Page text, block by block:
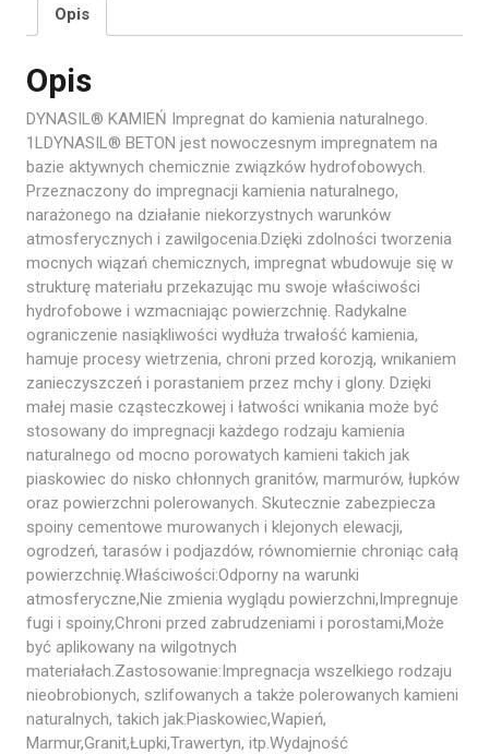
Opis
Opis
DYNASIL® KAMIEŃ Impregnat do kamienia naturalnego.
1LDYNASIL® BETON jest nowoczesnym impregnatem na
bazie aktywnych chemicznie związków hydrofobowych.
Przeznaczony do impregnacji kamienia naturalnego,
narażonego na działanie niekorzystnych warunków
atmosferycznych i zawilgocenia.Dzięki zdolności tworzenia
mocnych wiązań chemicznych, impregnat wbudowuje się w
strukturę materiału przekazując mu swoje właściwości
hydrofobowe i wzmacniając powierzchnię. Radykalne
ograniczenie nasiąkliwości wydłuża trwałość kamienia,
hamuje procesy wietrzenia, chroni przed korozją, wnikaniem
zanieczyszczeń i porastaniem przez mchy i glony. Dzięki
małej masie cząsteczkowej i łatwości wnikania może być
stosowany do impregnacji każdego rodzaju kamienia
naturalnego od mocno porowatych kamieni takich jak
piaskowiec do nisko chłonnych granitów, marmurów, łupków
oraz powierzchni polerowanych. Skutecznie zabezpiecza
spoiny cementowe murowanych i klejonych elewacji,
ogrodzeń, tarasów i podjazdów, równomiernie chroniąc całą
powierzchnię.Właściwości:Odporny na warunki
atmosferyczne,Nie zmienia wyglądu powierzchni,Impregnuje
fugi i spoiny,Chroni przed zabrudzeniami i porostami,Może
być aplikowany na wilgotnych
materiałach.Zastosowanie:Impregnacja wszelkiego rodzaju
nieobrobionych, szlifowanych a także polerowanych kamieni
naturalnych, takich jak:Piaskowiec,Wapień,
Marmur,Granit,Łupki,Trawertyn, itp.Wydajność